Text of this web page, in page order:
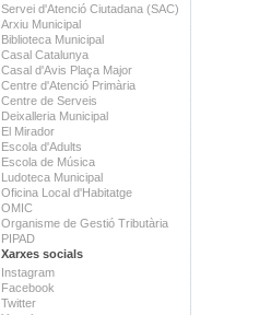
Servei d'Atenció Ciutadana (SAC)
Arxiu Municipal
Biblioteca Municipal
Casal Catalunya
Casal d'Avis Plaça Major
Centre d'Atenció Primària
Centre de Serveis
Deixalleria Municipal
El Mirador
Escola d'Adults
Escola de Música
Ludoteca Municipal
Oficina Local d'Habitatge
OMIC
Organisme de Gestió Tributària
PIPAD
Xarxes socials
Instagram
Facebook
Twitter